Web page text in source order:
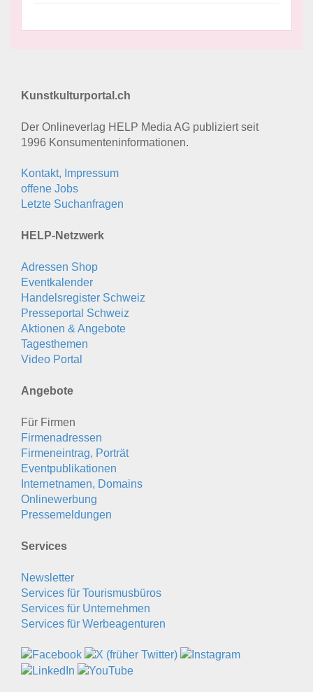
Kunstkulturportal.ch
Der Onlineverlag HELP Media AG publiziert seit
1996 Konsumenten­informationen.
Kontakt, Impressum
offene Jobs
Letzte Suchanfragen
HELP-Netzwerk
Adressen Shop
Eventkalender
Handelsregister Schweiz
Presseportal Schweiz
Aktionen & Angebote
Tagesthemen
Video Portal
Angebote
Für Firmen
Firmenadressen
Firmeneintrag, Porträt
Eventpublikationen
Internetnamen, Domains
Onlinewerbung
Pressemeldungen
Services
Newsletter
Services für Tourismusbüros
Services für Unternehmen
Services für Werbeagenturen